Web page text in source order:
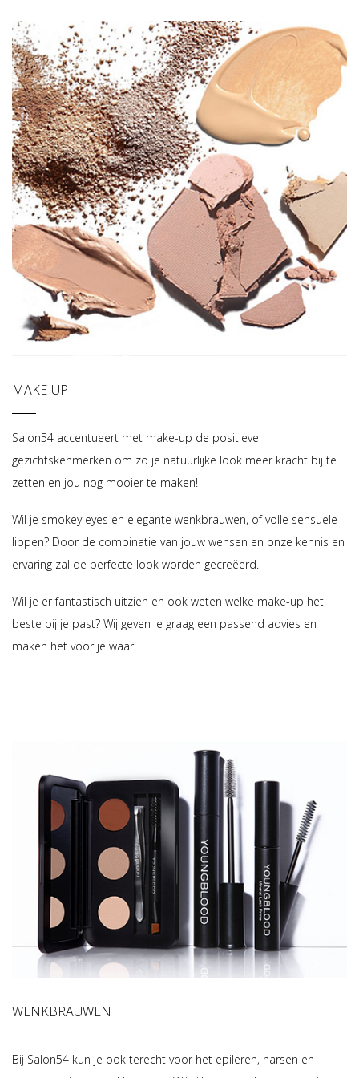
MAKE-UP
Salon54 accentueert met make-up de positieve
gezichtskenmerken om zo je natuurlijke look meer kracht bij te
zetten en jou nog mooier te maken!
Wil je smokey eyes en elegante wenkbrauwen, of volle sensuele
lippen? Door de combinatie van jouw wensen en onze kennis en
ervaring zal de perfecte look worden gecreëerd.
Wil je er fantastisch uitzien en ook weten welke make-up het
beste bij je past? Wij geven je graag een passend advies en
maken het voor je waar!
WENKBRAUWEN
Bij Salon54 kun je ook terecht voor het epileren, harsen en